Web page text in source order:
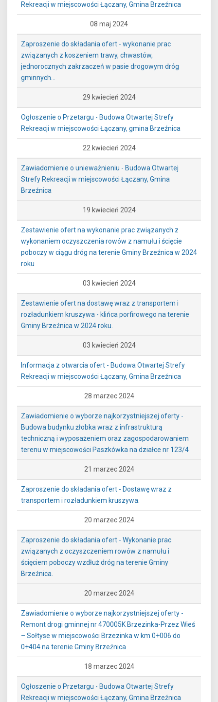
Rekreacji w miejscowości Łączany, Gmina Brzeźnica
08 maj 2024
Zaproszenie do składania ofert - wykonanie prac
związanych z koszeniem trawy, chwastów,
jednorocznych zakrzaczeń w pasie drogowym dróg
gminnych...
29 kwiecień 2024
Ogłoszenie o Przetargu - Budowa Otwartej Strefy
Rekreacji w miejscowości Łączany, gmina Brzeźnica
22 kwiecień 2024
Zawiadomienie o unieważnieniu - Budowa Otwartej
Strefy Rekreacji w miejscowości Łączany, Gmina
Brzeźnica
19 kwiecień 2024
Zestawienie ofert na wykonanie prac związanych z
wykonaniem oczyszczenia rowów z namułu i ścięcie
poboczy w ciągu dróg na terenie Gminy Brzeźnica w 2024
roku
03 kwiecień 2024
Zestawienie ofert na dostawę wraz z transportem i
rozładunkiem kruszywa - klińca porfirowego na terenie
Gminy Brzeźnica w 2024 roku.
03 kwiecień 2024
Informacja z otwarcia ofert - Budowa Otwartej Strefy
Rekreacji w miejscowości Łączany, Gmina Brzeźnica
28 marzec 2024
Zawiadomienie o wyborze najkorzystniejszej oferty -
Budowa budynku żłobka wraz z infrastrukturą
techniczną i wyposażeniem oraz zagospodarowaniem
terenu w miejscowości Paszkówka na działce nr 123/4
21 marzec 2024
Zaproszenie do składania ofert - Dostawę wraz z
transportem i rozładunkiem kruszywa.
20 marzec 2024
Zaproszenie do składania ofert - Wykonanie prac
związanych z oczyszczeniem rowów z namułu i
ścięciem poboczy wzdłuż dróg na terenie Gminy
Brzeźnica.
20 marzec 2024
Zawiadomienie o wyborze najkorzystniejszej oferty -
Remont drogi gminnej nr 470005K Brzezinka-Przez Wieś
– Sołtyse w miejscowości Brzezinka w km 0+006 do
0+404 na terenie Gminy Brzeźnica
18 marzec 2024
Ogłoszenie o Przetargu - Budowa Otwartej Strefy
Rekreacji w miejscowości Łączany, Gmina Brzeźnica